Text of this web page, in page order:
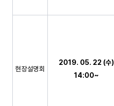
현장설명회
2019. 05. 22 (수)
14:00~